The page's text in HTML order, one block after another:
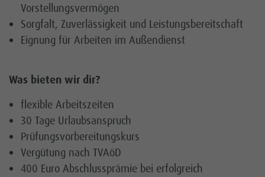
Vorstellungsvermögen
Sorgfalt, Zuverlässigkeit und Leistungsbereitschaft
Eignung für Arbeiten im Außendienst
Was bieten wir dir?
flexible Arbeitszeiten
30 Tage Urlaubsanspruch
Prüfungsvorbereitungskurs
Vergütung nach TVAöD
400 Euro Abschlussprämie bei erfolgreich